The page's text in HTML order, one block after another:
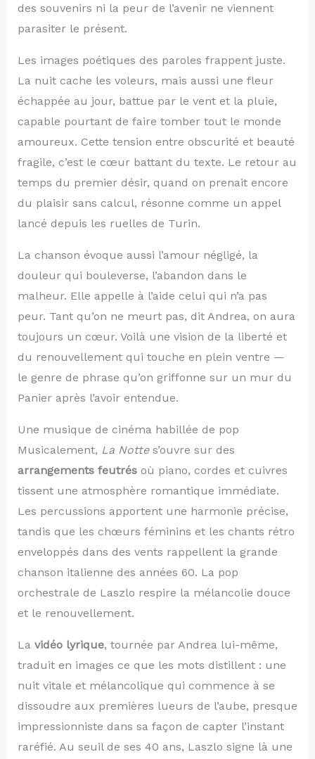
des souvenirs ni la peur de l’avenir ne viennent
parasiter le présent.
Les images poétiques des paroles frappent juste.
La nuit cache les voleurs, mais aussi une fleur
échappée au jour, battue par le vent et la pluie,
capable pourtant de faire tomber tout le monde
amoureux. Cette tension entre obscurité et beauté
fragile, c’est le cœur battant du texte. Le retour au
temps du premier désir, quand on prenait encore
du plaisir sans calcul, résonne comme un appel
lancé depuis les ruelles de Turin.
La chanson évoque aussi l’amour négligé, la
douleur qui bouleverse, l’abandon dans le
malheur. Elle appelle à l’aide celui qui n’a pas
peur. Tant qu’on ne meurt pas, dit Andrea, on aura
toujours un cœur. Voilà une vision de la liberté et
du renouvellement qui touche en plein ventre —
le genre de phrase qu’on griffonne sur un mur du
Panier après l’avoir entendue.
Une musique de cinéma habillée de pop
Musicalement, La Nottes’ouvre sur des
arrangements feutrésoù piano, cordes et cuivres
tissent une atmosphère romantique immédiate.
Les percussions apportent une harmonie précise,
tandis que les chœurs féminins et les chants rétro
enveloppés dans des vents rappellent la grande
chanson italienne des années 60. La pop
orchestrale de Laszlo respire la mélancolie douce
et le renouvellement.
La vidéo lyrique, tournée par Andrea lui-même,
traduit en images ce que les mots distillent : une
nuit vitale et mélancolique qui commence à se
dissoudre aux premières lueurs de l’aube, presque
impressionniste dans sa façon de capter l’instant
raréfié. Au seuil de ses 40 ans, Laszlo signe là une